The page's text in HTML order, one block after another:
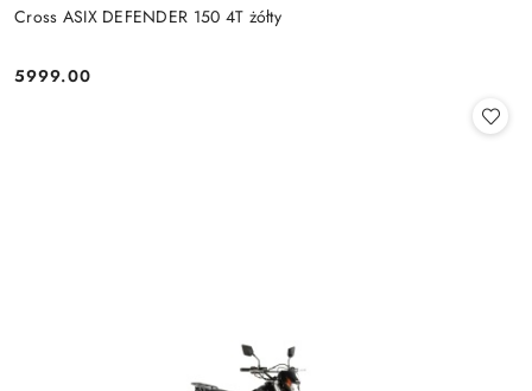
Cross ASIX DEFENDER 150 4T żółty
Cena:
5999.00